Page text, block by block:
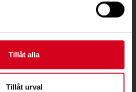
Tillåt alla
Tillåt urval
Sundbyberg